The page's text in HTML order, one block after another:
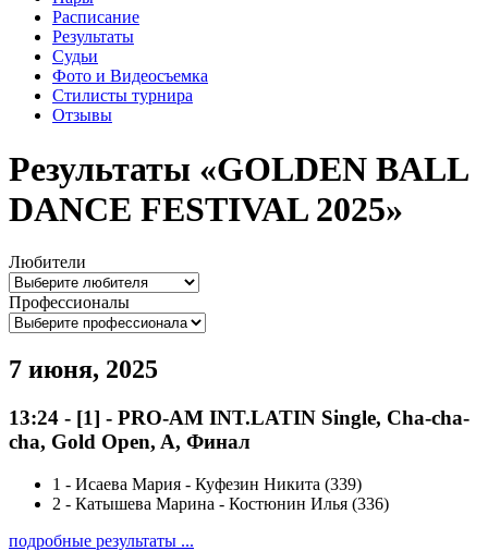
Расписание
Результаты
Судьи
Фото и Видеосъемка
Стилисты турнира
Отзывы
Результаты «GOLDEN BALL
DANCE FESTIVAL 2025»
Любители
Профессионалы
7 июня, 2025
13:24 - [1] - PRO-AM INT.LATIN Single, Cha-cha-
cha, Gold Open, A, Финал
1 - Исаева Мария - Куфезин Никита (339)
2 - Катышева Марина - Костюнин Илья (336)
подробные результаты ...